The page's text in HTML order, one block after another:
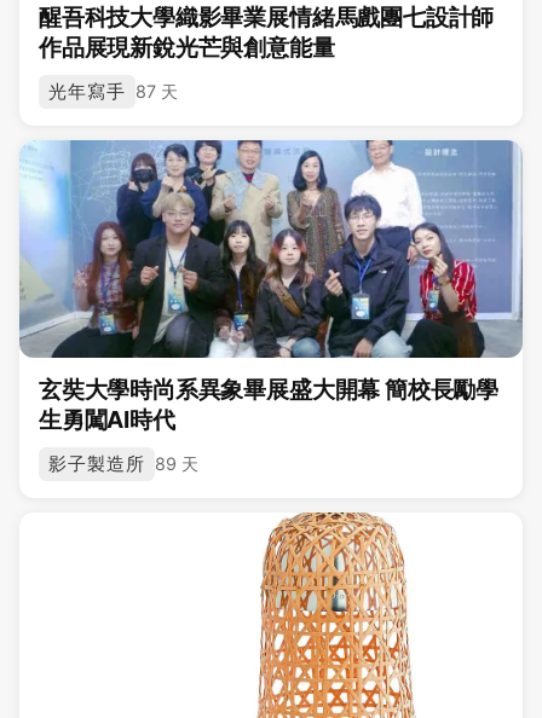
醒吾科技大學織影畢業展情緒馬戲團七設計師
作品展現新銳光芒與創意能量
光年寫手 87 天
玄奘大學時尚系異象畢展盛大開幕 簡校長勵學
生勇闖AI時代
影子製造所 89 天